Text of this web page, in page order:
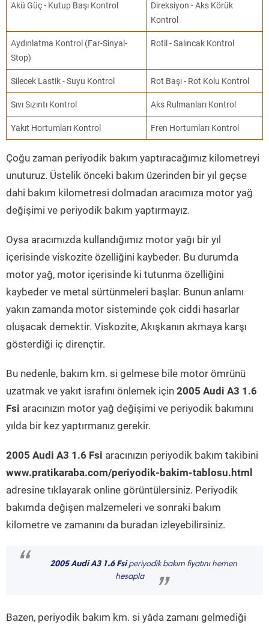
Akü Güç - Kutup Başı Kontrol
Direksiyon - Aks Körük
Kontrol
Aydınlatma Kontrol (Far-Sinyal-
Stop)
Rotil - Salıncak Kontrol
Silecek Lastik - Suyu Kontrol Rot Başı - Rot Kolu Kontrol
Sıvı Sızıntı Kontrol Aks Rulmanları Kontrol
Yakıt Hortumları Kontrol Fren Hortumları Kontrol
Çoğu zaman periyodik bakım yaptıracağımız kilometreyi
unuturuz. Üstelik önceki bakım üzerinden bir yıl geçse
dahi bakım kilometresi dolmadan aracımıza motor yağ
değişimi ve periyodik bakım yaptırmayız.
Oysa aracımızda kullandığımız motor yağı bir yıl
içerisinde viskozite özelliğini kaybeder. Bu durumda
motor yağ, motor içerisinde ki tutunma özelliğini
kaybeder ve metal sürtünmeleri başlar. Bunun anlamı
yakın zamanda motor sisteminde çok ciddi hasarlar
oluşacak demektir. Viskozite, Akışkanın akmaya karşı
gösterdiği iç dirençtir.
Bu nedenle, bakım km. si gelmese bile motor ömrünü
uzatmak ve yakıt israfını önlemek için 2005 Audi A3 1.6
Fsi aracınızın motor yağ değişimi ve periyodik bakımını
yılda bir kez yaptırmanız gerekir.
2005 Audi A3 1.6 Fsi aracınızın periyodik bakım takibini
www.pratikaraba.com/periyodik-bakim-tablosu.html
adresine tıklayarak online görüntülersiniz. Periyodik
bakımda değişen malzemeleri ve sonraki bakım
kilometre ve zamanını da buradan izleyebilirsiniz.
“ 2005 Audi A3 1.6 Fsiperiyodik bakım fiyatını hemen
hesapla
”
Bazen, periyodik bakım km. si yâda zamanı gelmediği